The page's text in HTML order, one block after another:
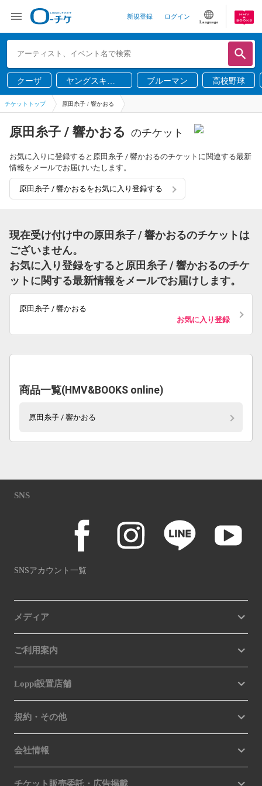
新規登録 ログイン
Language
クーザ
ヤングスキニ
ー
ブルーマン 高校野球
チケットトップ 原田糸子 / 響かおる
原田糸子 / 響かおる のチケット
お気に入りに登録すると原田糸子 / 響かおるのチケットに関連する最新
情報をメールでお届けいたします。
原田糸子 / 響かおるをお気に入り登録する
現在受け付け中の原田糸子 / 響かおるのチケットは
ございません。
お気に入り登録をすると原田糸子 / 響かおるのチケ
ットに関する最新情報をメールでお届けします。
原田糸子 / 響かおる
お気に入り登録
商品一覧(HMV&BOOKS online)
原田糸子 / 響かおる
SNS
SNSアカウント一覧
メディア
ご利用案内
Loppi設置店舗
規約・その他
会社情報
チケット販売委託・広告掲載